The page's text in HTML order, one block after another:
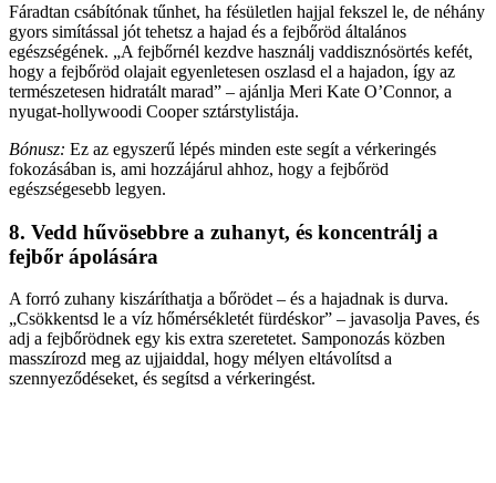
Fáradtan csábítónak tűnhet, ha fésületlen hajjal fekszel le, de néhány
gyors simítással jót tehetsz a hajad és a fejbőröd általános
egészségének. „A fejbőrnél kezdve használj vaddisznósörtés kefét,
hogy a fejbőröd olajait egyenletesen oszlasd el a hajadon, így az
természetesen hidratált marad” – ajánlja Meri Kate O’Connor, a
nyugat-hollywoodi Cooper sztárstylistája.
Bónusz: Ez az egyszerű lépés minden este segít a vérkeringés
fokozásában is, ami hozzájárul ahhoz, hogy a fejbőröd
egészségesebb legyen.
8. Vedd hűvösebbre a zuhanyt, és koncentrálj a
fejbőr ápolására
A forró zuhany kiszáríthatja a bőrödet – és a hajadnak is durva.
„Csökkentsd le a víz hőmérsékletét fürdéskor” – javasolja Paves, és
adj a fejbőrödnek egy kis extra szeretetet. Samponozás közben
masszírozd meg az ujjaiddal, hogy mélyen eltávolítsd a
szennyeződéseket, és segítsd a vérkeringést.